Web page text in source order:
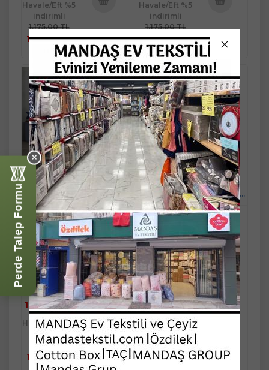
Havale/Eft %5
indirimli
1.175,00 TL
1.116,25 TL
Ekle
Havale/Eft %5
indirimli
1.175,00 TL
1.116,25 TL
Ekle
Polo Life Lüks Yıldız Desen
Tek Kişilik Nevresim
Takımı-FB Sarı Lacivert
Stok Kodu : MSTK11400
Ücretsiz Kargo
Kredi Kartı
veya Kapıda
Ödeme
1.175,00 TL
Havale/Eft %5
indirimli
1.175,00 TL
1.116,25 TL
Sepete
Ekle
Cotton Box Ranforce
Toprak Tek Kişilik Nevresim
Takımı Asel Antrasit
Stok Kodu : MSTK11415
Ücretsiz Kargo
Son Fırsat
Kredi Kartı
veya Kapıda
Ödeme
1.721,51 TL
Havale/Eft %5
indirimli
1.721,51 TL
1.635,43 TL
Ekle
Perde Talep Formu
✕